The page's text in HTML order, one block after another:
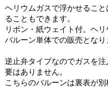
ヘリウムガスで浮かせるこ
ることもできます。
リボン・紙ウェイト付。ヘ
バルーン単体での販売となり
逆止弁タイプなのでガスを
要はありません。
こちらのバルーンは裏表が別